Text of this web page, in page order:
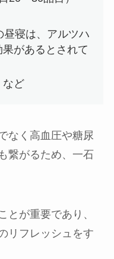
寝は、アルツハ
があるとされて
ど
なく高血圧や糖尿
繋がるため、一石
とが重要であり、
リフレッシュをす